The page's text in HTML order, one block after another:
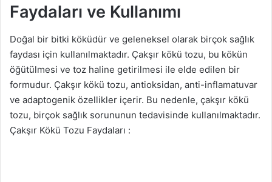
e
k
Faydaları ve Kullanımı
Doğal bir bitki köküdür ve geleneksel olarak birçok sağlık
faydası için kullanılmaktadır. Çakşır kökü tozu, bu kökün
öğütülmesi ve toz haline getirilmesi ile elde edilen bir
formudur. Çakşır kökü tozu, antioksidan, anti-inflamatuvar
ve adaptogenik özellikler içerir. Bu nedenle, çakşır kökü
tozu, birçok sağlık sorununun tedavisinde kullanılmaktadır.
Çakşır Kökü Tozu Faydaları :